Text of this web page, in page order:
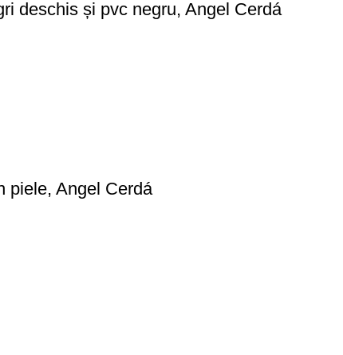
deschis și pvc negru, Angel Cerdá
piele, Angel Cerdá